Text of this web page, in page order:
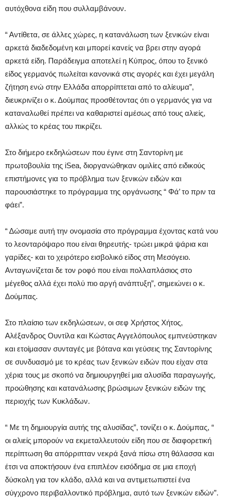
αυτόχθονα είδη που συλλαμβάνουν.
“ Αντίθετα, σε άλλες χώρες, η κατανάλωση των ξενικών είναι
αρκετά διαδεδομένη και μπορεί κανείς να βρει στην αγορά
αρκετά είδη. Παράδειγμα αποτελεί η Κύπρος, όπου το ξενικό
είδος γερμανός πωλείται κανονικά στις αγορές και έχει μεγάλη
ζήτηση ενώ στην Ελλάδα απορρίπτεται από το αλίευμα”,
διευκρινίζει ο κ. Δούμπας προσθέτοντας ότι ο γερμανός για να
καταναλωθεί πρέπει να καθαριστεί αμέσως από τους αλιείς,
αλλιώς το κρέας του πικρίζει.
Στο διήμερο εκδηλώσεων που έγινε στη Σαντορίνη με
πρωτοβουλία της iSea, διοργανώθηκαν ομιλίες από ειδικούς
επιστήμονες για το πρόβλημα των ξενικών ειδών και
παρουσιάστηκε το πρόγραμμα της οργάνωσης “ Φά’ το πριν τα
φάει”.
“ Δώσαμε αυτή την ονομασία στο πρόγραμμα έχοντας κατά νου
το λεονταρόψαρο που είναι θηρευτής- τρώει μικρά ψάρια και
γαρίδες- και το χειρότερο εισβολικό είδος στη Μεσόγειο.
Ανταγωνίζεται δε τον ροφό που είναι πολλαπλάσιος στο
μέγεθος αλλά έχει πολύ πιο αργή ανάπτυξη”, σημειώνει ο κ.
Δούμπας.
Στο πλαίσιο των εκδηλώσεων, οι σεφ Χρήστος Χήτος,
Αλέξανδρος Ουντίλα και Κώστας Αγγελόπουλος εμπνεύστηκαν
και ετοίμασαν συνταγές με βότανα και γεύσεις της Σαντορίνης
σε συνδυασμό με το κρέας των ξενικών ειδών που είχαν στα
χέρια τους με σκοπό να δημιουργηθεί μια αλυσίδα παραγωγής,
προώθησης και κατανάλωσης βρώσιμων ξενικών ειδών της
περιοχής των Κυκλάδων.
“ Με τη δημιουργία αυτής της αλυσίδας”, τονίζει ο κ. Δούμπας, “
οι αλιείς μπορούν να εκμεταλλευτούν είδη που σε διαφορετική
περίπτωση θα απόρριπταν νεκρά ξανά πίσω στη θάλασσα και
έτσι να αποκτήσουν ένα επιπλέον εισόδημα σε μια εποχή
δύσκολη για τον κλάδο, αλλά και να αντιμετωπιστεί ένα
σύγχρονο περιβαλλοντικό πρόβλημα, αυτό των ξενικών ειδών”.